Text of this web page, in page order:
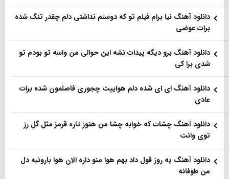
دانلود آهنگ نیا برام فیلم تو‌ که دوستم نداشتی دلم چقدر تنگ شده
برات عوضی
دانلود آهنگ برو دیگه پیدات نشه این حوالی من واسه تو‌ بودم تو
شدی برا کی
دانلود آهنگ ای ای شده دلم هواییت چجوری فاصلمون شده برات
عادی
دانلود آهنگ چشات که خوابه چشا من هنوز تاره قرمز مثل گل رز
توی وانت
دانلود آهنگ یه روز قول داد بهم هوا منو داره الان هوا بارونیه دل
من طوفانه